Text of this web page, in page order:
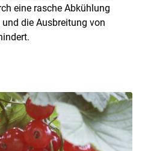
eine rasche Abkühlung
die Ausbreitung von